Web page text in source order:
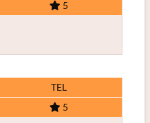
5
TEL
5